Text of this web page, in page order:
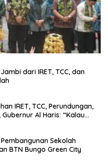
dari IRET, TCC, dan
IRET, TCC, Perundungan,
Al Haris: “Kalau
Sekolah
BTN Bungo Green City